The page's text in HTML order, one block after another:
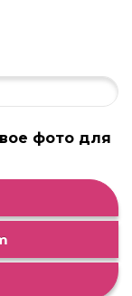
фото для